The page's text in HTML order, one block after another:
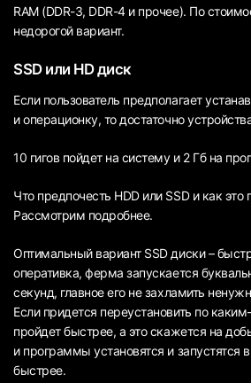
RAM (DDR-3, DDR-4 и прочее). По
недорогой вариант.
SSD или HD диск
Если пользователь предполагает
и операционку, то достаточно
10 гигов пойдет на систему и 2 Гб на
Что предпочесть HDD или SSD и как это
Рассмотрим подробнее.
Оптимальный вариант SSD диски –
оперативка, ферма запускается
секунд, главное его не захламить
Если придется переустановить по
пройдет быстрее, а это скажется на
и программы установятся и запустятся
быстрее.